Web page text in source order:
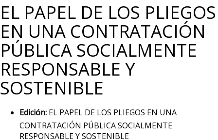
EL PAPEL DE LOS PLIEGOS
EN UNA CONTRATACIÓN
PÚBLICA SOCIALMENTE
RESPONSABLE Y
SOSTENIBLE
Edición: EL PAPEL DE LOS PLIEGOS EN UNA
CONTRATACIÓN PÚBLICA SOCIALMENTE
RESPONSABLE Y SOSTENIBLE